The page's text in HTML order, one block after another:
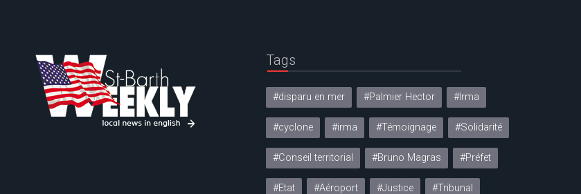
Tags
#disparu en mer #Palmier Hector #Irma
#cyclone #irma #Témoignage #Solidarité
#Conseil territorial #Bruno Magras #Préfet
#Etat #Aéroport #Justice #Tribunal